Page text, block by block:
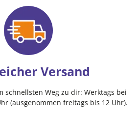
Versand
schnellsten Weg zu dir: Werktags bei
(ausgenommen freitags bis 12 Uhr).